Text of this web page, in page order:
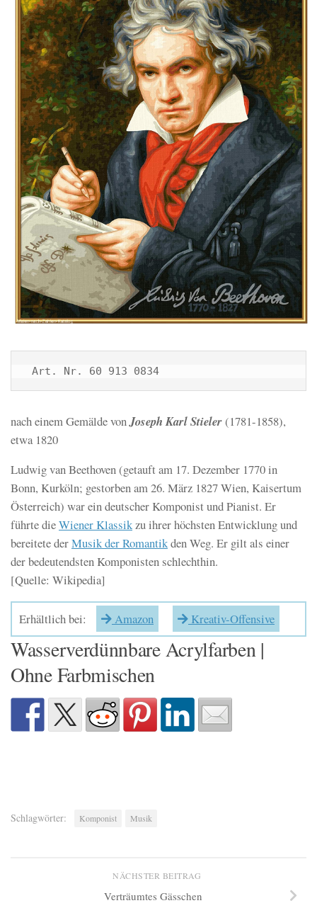
Art. Nr. 60 913 0834
nach einem Gemälde vonJoseph Karl Stieler(1781-1858),
etwa 1820
Ludwig van Beethoven(getauft am 17. Dezember 1770 in
Bonn, Kurköln; gestorben am 26. März 1827 Wien, Kaisertum
Österreich) war ein deutscher Komponist und Pianist. Er
führte dieWiener Klassikzu ihrer höchsten Entwicklung und
bereitete derMusik der Romantikden Weg. Er gilt als einer
der bedeutendsten Komponisten schlechthin.
[Quelle: Wikipedia]
Erhältlich bei: Amazon Kreativ-Offensive
Wasserverdünnbare Acrylfarben |
Ohne Farbmischen
Schlagwörter: Komponist Musik
NÄCHSTER BEITRAG
Verträumtes Gässchen